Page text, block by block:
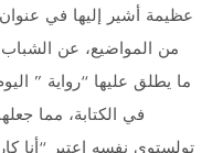
عظيمة أشير إليها في
من المواضيع، عن
ما يطلق عليها “رواية ”
في الكتابة، مما